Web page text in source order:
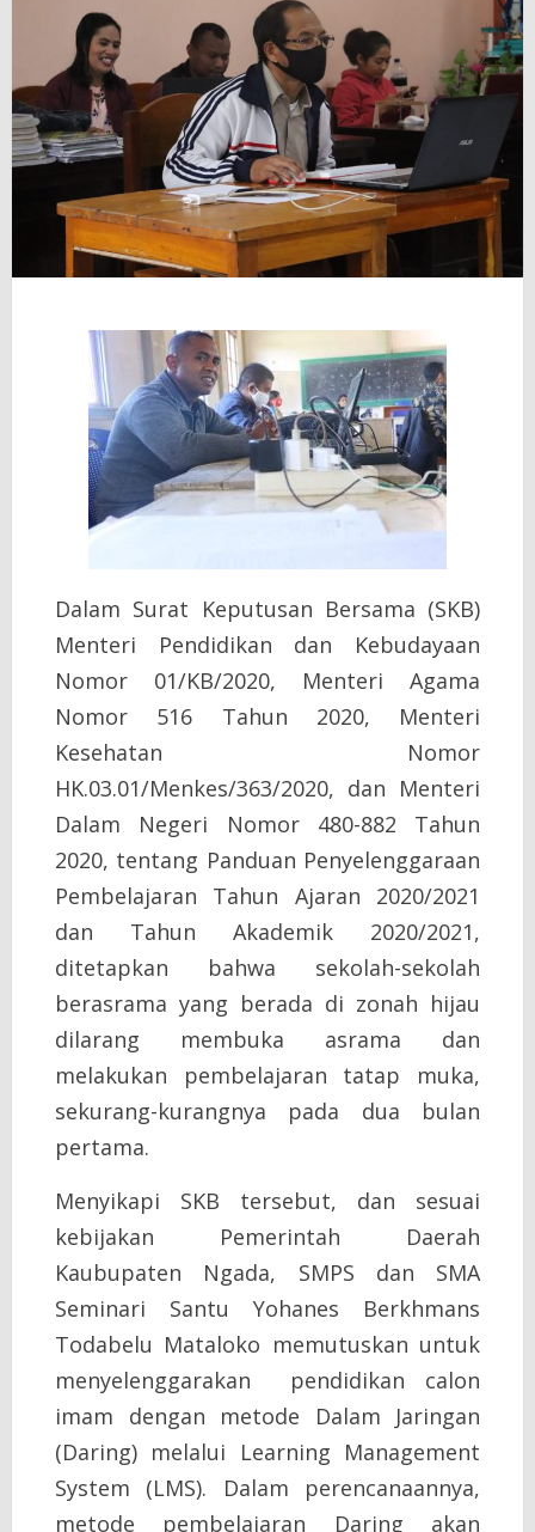
Dalam Surat Keputusan Bersama (SKB)
Menteri Pendidikan dan Kebudayaan
Nomor 01/KB/2020, Menteri Agama
Nomor 516 Tahun 2020, Menteri
Kesehatan Nomor
HK.03.01/Menkes/363/2020, dan Menteri
Dalam Negeri Nomor 480-882 Tahun
2020, tentang Panduan Penyelenggaraan
Pembelajaran Tahun Ajaran 2020/2021
dan Tahun Akademik 2020/2021,
ditetapkan bahwa sekolah-sekolah
berasrama yang berada di zonah hijau
dilarang membuka asrama dan
melakukan pembelajaran tatap muka,
sekurang-kurangnya pada dua bulan
pertama.
Menyikapi SKB tersebut, dan sesuai
kebijakan Pemerintah Daerah
Kaubupaten Ngada, SMPS dan SMA
Seminari Santu Yohanes Berkhmans
Todabelu Mataloko memutuskan untuk
menyelenggarakan pendidikan calon
imam dengan metode Dalam Jaringan
(Daring) melalui Learning Management
System (LMS). Dalam perencanaannya,
metode pembelajaran Daring akan